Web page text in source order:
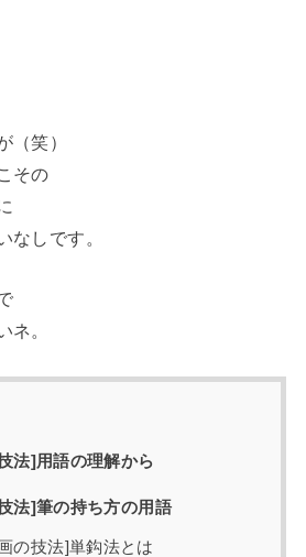
（笑）
その
なしです。
ネ。
法]用語の理解から
法]筆の持ち方の用語
の技法]単鈎法とは